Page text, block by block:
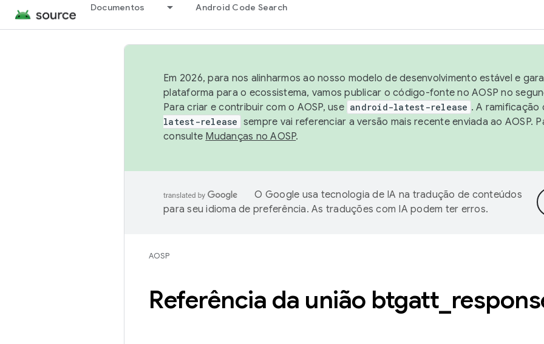
Documentos Android Code Search
Em 2026, para nos alinharmos ao nosso modelo de desenvolvimento estável e
plataforma para o ecossistema, vamos publicar o código-fonte no AOSP no
Para criar e contribuir com o AOSP, use android-latest-release . A ramificação
latest-release sempre vai referenciar a versão mais recente enviada ao AOSP.
consulte Mudanças no AOSP.
O Google usa tecnologia de IA na tradução de conteúdos
para seu idioma de preferência. As traduções com IA podem ter erros.
AOSP
Referência da união btgatt